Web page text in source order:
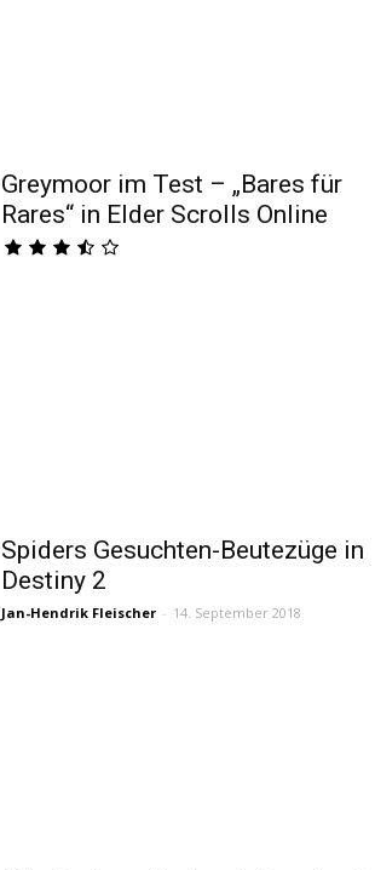
Greymoor im Test – „Bares für
Rares“ in Elder Scrolls Online
Spiders Gesuchten-Beutezüge in
Destiny 2
Jan-Hendrik Fleischer - 14. September 2018